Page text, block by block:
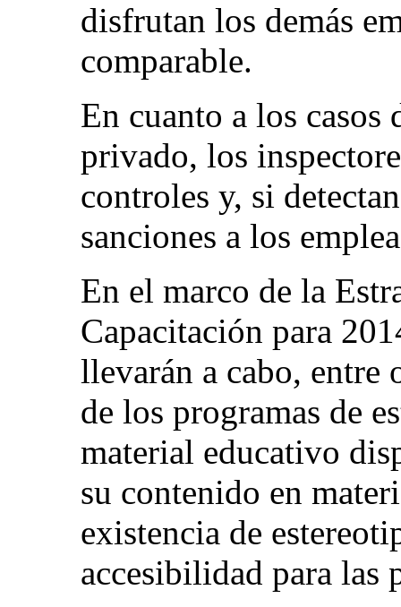
disfrutan los demás
comparable.
En cuanto a los casos
privado, los
controles y, si
sanciones a los
En el marco de la
Capacitación para
llevarán a cabo, entre
de los programas de
material educativo
su contenido en
existencia de
accesibilidad para las